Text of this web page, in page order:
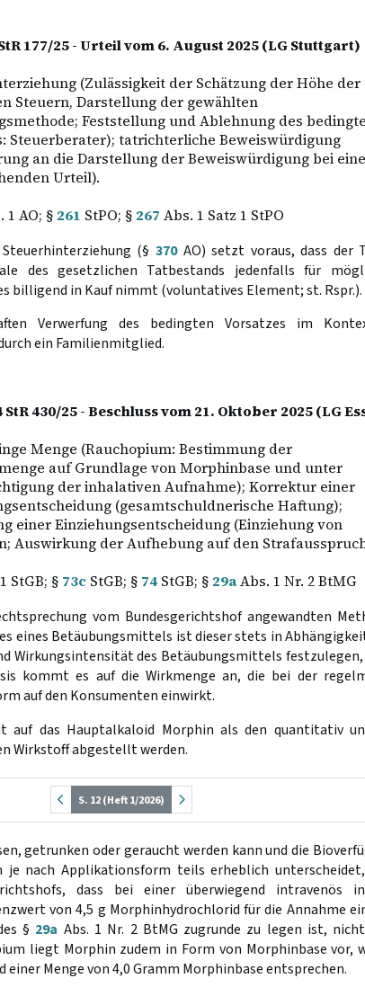
177/25 - Urteil vom 6. August 2025 (LG Stuttgart)
(Zulässigkeit der Schätzung der Höhe der
Steuern, Darstellung der gewählten
Feststellung und Ablehnung des
Steuerberater); tatrichterliche Beweiswürdigung
an die Darstellung der Beweiswürdigung bei
Urteil).
1 AO; § 261 StPO; § 267 Abs. 1 Satz 1 StPO
(§ 370AO) setzt voraus, dass der
des gesetzlichen Tatbestands jedenfalls für
billigend in Kauf nimmt (voluntatives Element; st. Rspr.).
Verwerfung des bedingten Vorsatzes im
ein Familienmitglied.
StR 430/25 - Beschluss vom 21. Oktober 2025 (LG
Menge (Rauchopium: Bestimmung der
auf Grundlage von Morphinbase und unter
der inhalativen Aufnahme); Korrektur einer
(gesamtschuldnerische Haftung);
einer Einziehungsentscheidung (Einziehung von
Auswirkung der Aufhebung auf den
StGB; § 73cStGB; § 74StGB; § 29aAbs. 1 Nr. 2 BtMG
vom Bundesgerichtshof angewandten
eines Betäubungsmittels ist dieser stets in
Wirkungsintensität des Betäubungsmittels
kommt es auf die Wirkmenge an, die bei der
auf den Konsumenten einwirkt.
auf das Hauptalkaloid Morphin als den quantitativ
Wirkstoff abgestellt werden.
S. 12 (Heft 1/2026)
getrunken oder geraucht werden kann und die
je nach Applikationsform teils erheblich
dass bei einer überwiegend intravenös
von 4,5 g Morphinhydrochlorid für die Annahme
§ 29a Abs. 1 Nr. 2 BtMG zugrunde zu legen ist,
liegt Morphin zudem in Form von Morphinbase vor,
Menge von 4,0 Gramm Morphinbase entsprechen.